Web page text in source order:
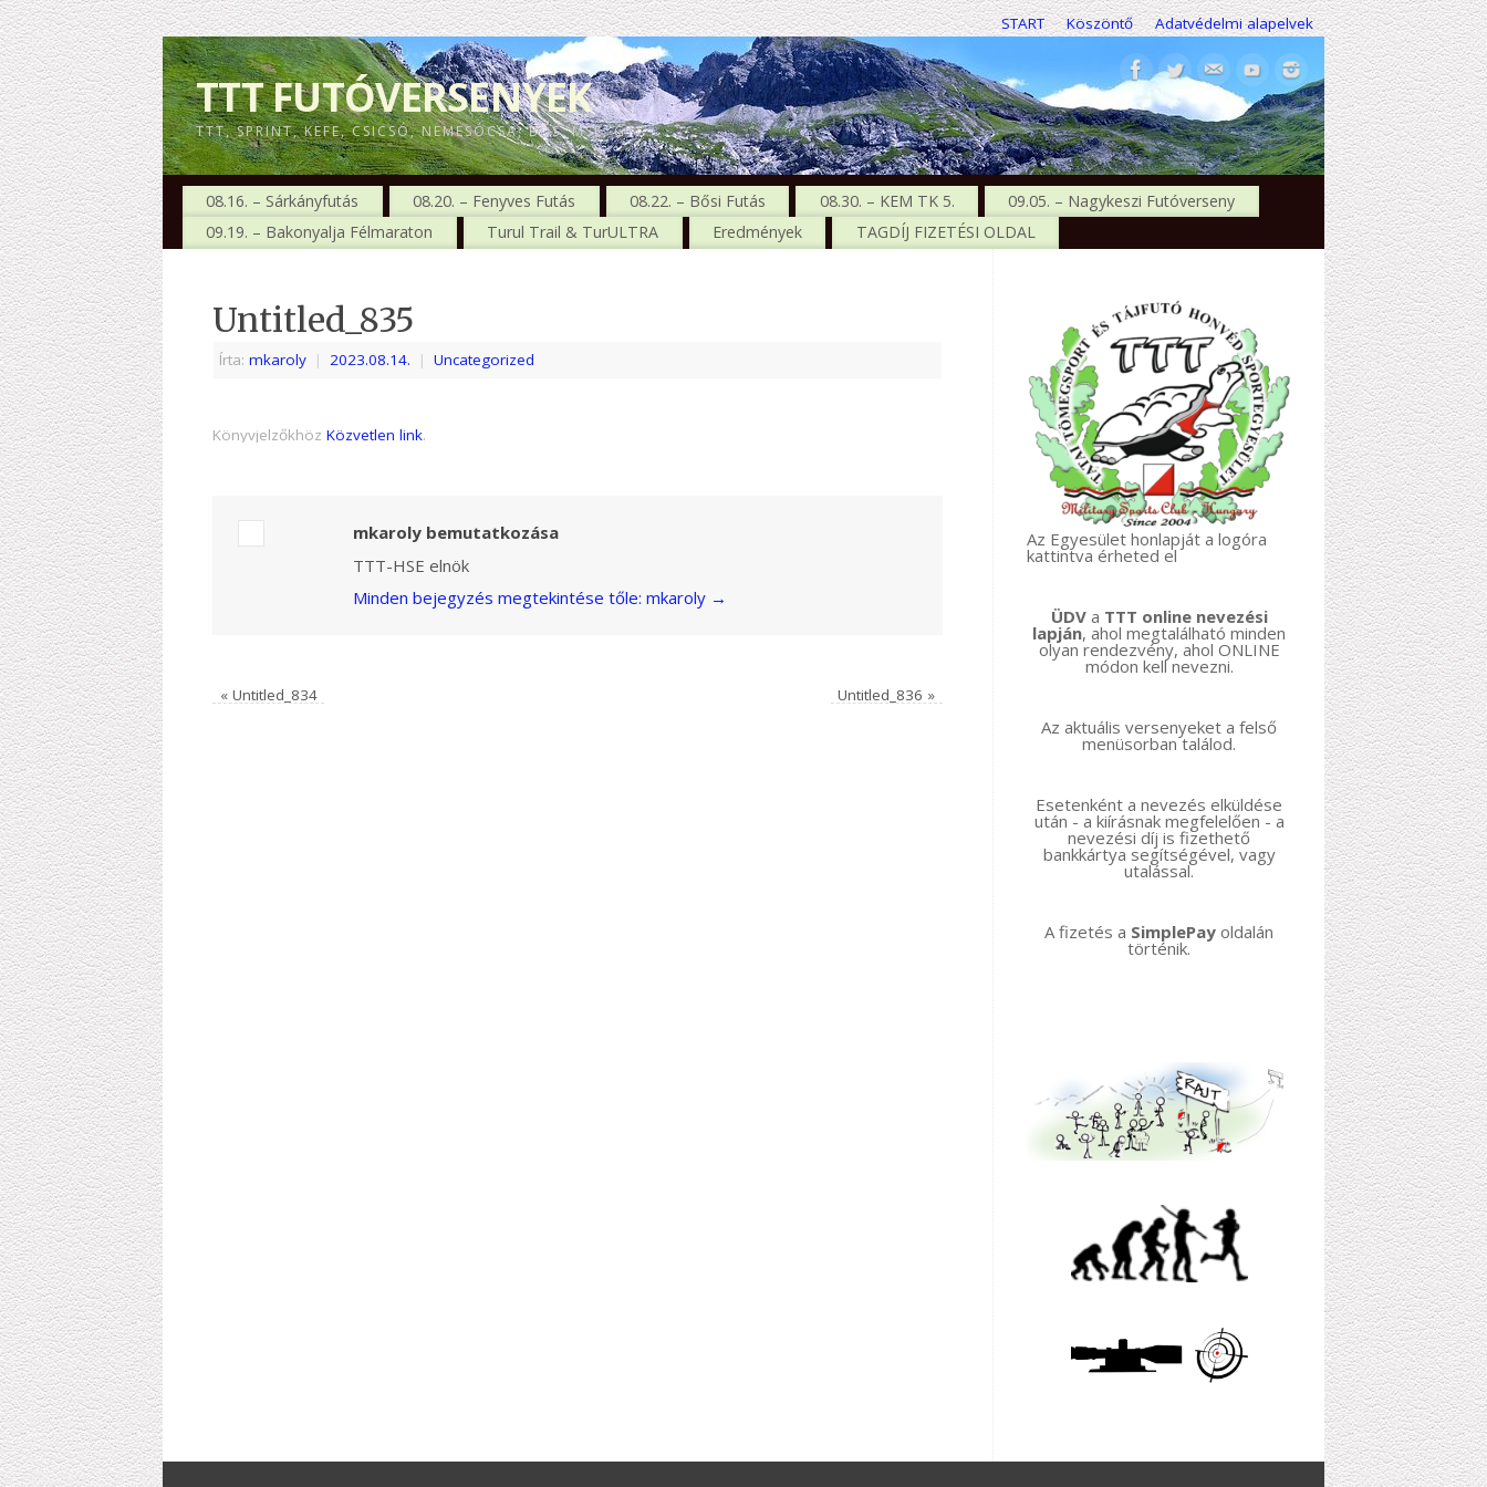
START Köszöntő Adatvédelmi alapelvek
TTT FUTÓVERSENYEK
TTT, SPRINT, KEFE, CSICSÓ, NEMESÓCSA, BŐS, MSE, GTC
08.16. – Sárkányfutás 08.20. – Fenyves Futás 08.22. – Bősi Futás 08.30. – KEM TK 5.
09.05. – Nagykeszi Futóverseny
09.19. – Bakonyalja Félmaraton
Turul Trail & TurULTRA Eredmények TAGDÍJ FIZETÉSI OLDAL
Untitled_835
Írta: mkaroly | 2023.08.14. | Uncategorized
Könyvjelzőkhöz Közvetlen link.
mkaroly bemutatkozása
TTT-HSE elnök
Minden bejegyzés megtekintése tőle: mkaroly →
«Untitled_834 Untitled_836 »
Az Egyesület honlapját a logóra
kattintva érheted el
ÜDV a TTT online nevezési
lapján, ahol megtalálható minden
olyan rendezvény, ahol ONLINE
módon kell nevezni.
Az aktuális versenyeket a felső
menüsorban találod.
Esetenként a nevezés elküldése
után - a kiírásnak megfelelően - a
nevezési díj is fizethető
bankkártya segítségével, vagy
utalással.
A fizetés a SimplePay oldalán
történik.